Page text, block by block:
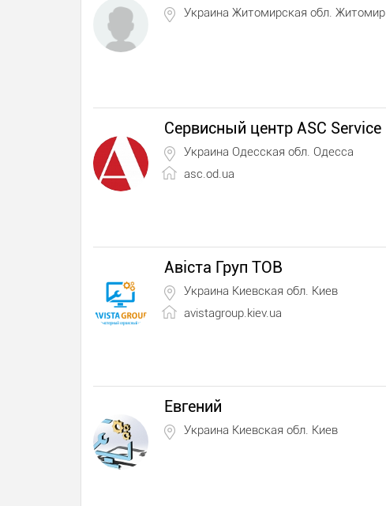
Украина Житомирская обл. Житомир
Сервисный центр ASC Service
Украина Одесская обл. Одесса
asc.od.ua
Авіста Груп ТОВ
Украина Киевская обл. Киев
avistagroup.kiev.ua
Евгений
Украина Киевская обл. Киев